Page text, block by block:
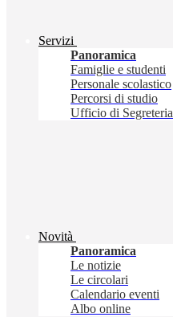
Servizi
Panoramica
Famiglie e studenti
Personale scolastico
Percorsi di studio
Ufficio di Segreteria
Novità
Panoramica
Le notizie
Le circolari
Calendario eventi
Albo online